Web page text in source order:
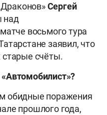
Сергей
над
восьмого тура
заявил, что
старые счёты.
обидные поражения
прошлого года,